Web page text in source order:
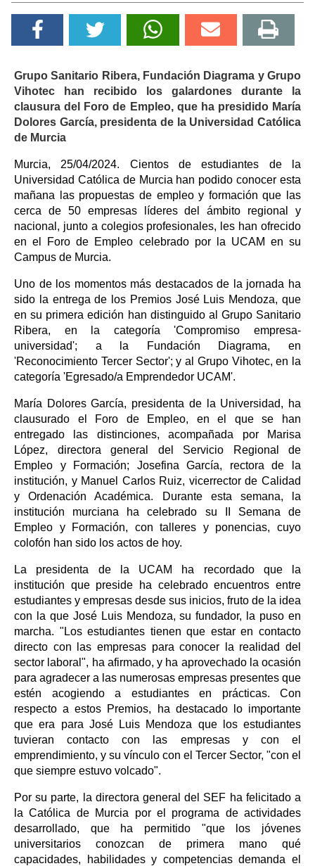
Grupo Sanitario Ribera, Fundación Diagrama y Grupo
Vihotec han recibido los galardones durante la
clausura del Foro de Empleo, que ha presidido María
Dolores García, presidenta de la Universidad Católica
de Murcia
Murcia, 25/04/2024. Cientos de estudiantes de la
Universidad Católica de Murcia han podido conocer esta
mañana las propuestas de empleo y formación que las
cerca de 50 empresas líderes del ámbito regional y
nacional, junto a colegios profesionales, les han ofrecido
en el Foro de Empleo celebrado por la UCAM en su
Campus de Murcia.
Uno de los momentos más destacados de la jornada ha
sido la entrega de los Premios José Luis Mendoza, que
en su primera edición han distinguido al Grupo Sanitario
Ribera, en la categoría 'Compromiso empresa-
universidad'; a la Fundación Diagrama, en
'Reconocimiento Tercer Sector'; y al Grupo Vihotec, en la
categoría 'Egresado/a Emprendedor UCAM'.
María Dolores García, presidenta de la Universidad, ha
clausurado el Foro de Empleo, en el que se han
entregado las distinciones, acompañada por Marisa
López, directora general del Servicio Regional de
Empleo y Formación; Josefina García, rectora de la
institución, y Manuel Carlos Ruiz, vicerrector de Calidad
y Ordenación Académica. Durante esta semana, la
institución murciana ha celebrado su II Semana de
Empleo y Formación, con talleres y ponencias, cuyo
colofón han sido los actos de hoy.
La presidenta de la UCAM ha recordado que la
institución que preside ha celebrado encuentros entre
estudiantes y empresas desde sus inicios, fruto de la idea
con la que José Luis Mendoza, su fundador, la puso en
marcha. "Los estudiantes tienen que estar en contacto
directo con las empresas para conocer la realidad del
sector laboral", ha afirmado, y ha aprovechado la ocasión
para agradecer a las numerosas empresas presentes que
estén acogiendo a estudiantes en prácticas. Con
respecto a estos Premios, ha destacado lo importante
que era para José Luis Mendoza que los estudiantes
tuvieran contacto con las empresas y con el
emprendimiento, y su vínculo con el Tercer Sector, "con el
que siempre estuvo volcado".
Por su parte, la directora general del SEF ha felicitado a
la Católica de Murcia por el programa de actividades
desarrollado, que ha permitido "que los jóvenes
universitarios conozcan de primera mano qué
capacidades, habilidades y competencias demanda el